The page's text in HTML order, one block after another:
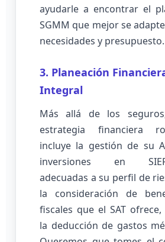
ayudarle a encontrar el
SGMM que mejor se
necesidades y presupuesto.
3. Planeación
Integral
Más allá de los
estrategia financiera
incluye la gestión de su
inversiones en
adecuadas a su perfil de
la consideración de
fiscales que el SAT
la deducción de gastos